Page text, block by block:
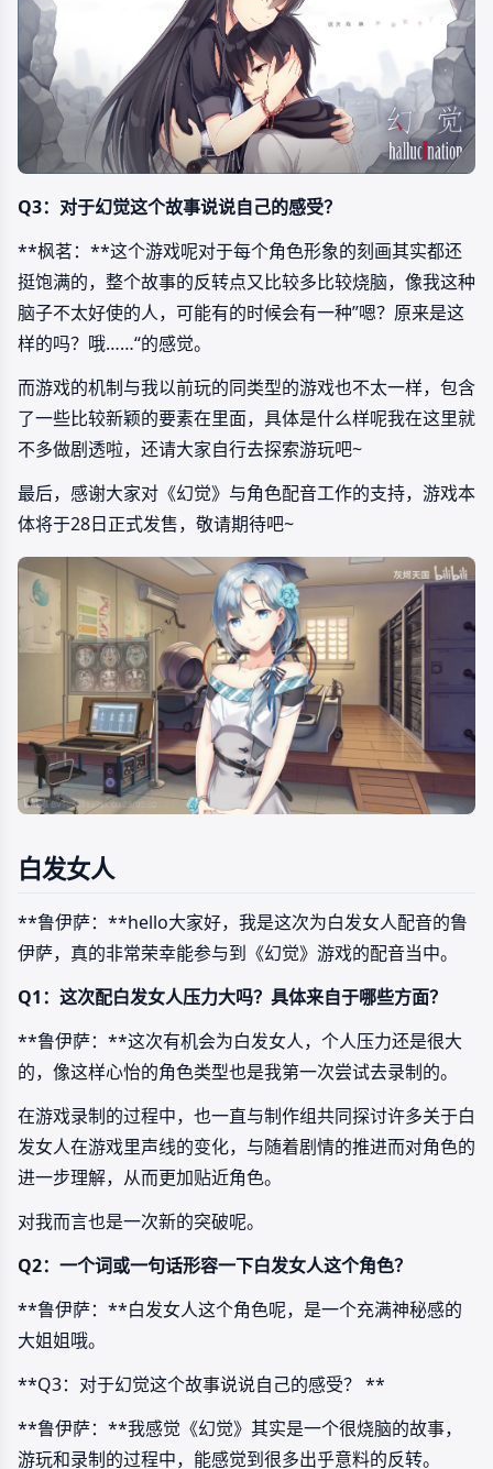
Q3：对于幻觉这个故事说说自己的感受？
**枫茗：**这个游戏呢对于每个角色形象的刻画其实都还
挺饱满的，整个故事的反转点又比较多比较烧脑，像我这种
脑子不太好使的人，可能有的时候会有一种”嗯？原来是这
样的吗？哦……“的感觉。
而游戏的机制与我以前玩的同类型的游戏也不太一样，包含
了一些比较新颖的要素在里面，具体是什么样呢我在这里就
不多做剧透啦，还请大家自行去探索游玩吧~
最后，感谢大家对《幻觉》与角色配音工作的支持，游戏本
体将于28日正式发售，敬请期待吧~
白发女人
**鲁伊萨：**hello大家好，我是这次为白发女人配音的鲁
伊萨，真的非常荣幸能参与到《幻觉》游戏的配音当中。
Q1：这次配白发女人压力大吗？具体来自于哪些方面？
**鲁伊萨：**这次有机会为白发女人，个人压力还是很大
的，像这样心怡的角色类型也是我第一次尝试去录制的。
在游戏录制的过程中，也一直与制作组共同探讨许多关于白
发女人在游戏里声线的变化，与随着剧情的推进而对角色的
进一步理解，从而更加贴近角色。
对我而言也是一次新的突破呢。
Q2：一个词或一句话形容一下白发女人这个角色？
**鲁伊萨：**白发女人这个角色呢，是一个充满神秘感的
大姐姐哦。
**Q3：对于幻觉这个故事说说自己的感受？ **
**鲁伊萨：**我感觉《幻觉》其实是一个很烧脑的故事，
游玩和录制的过程中，能感觉到很多出乎意料的反转。